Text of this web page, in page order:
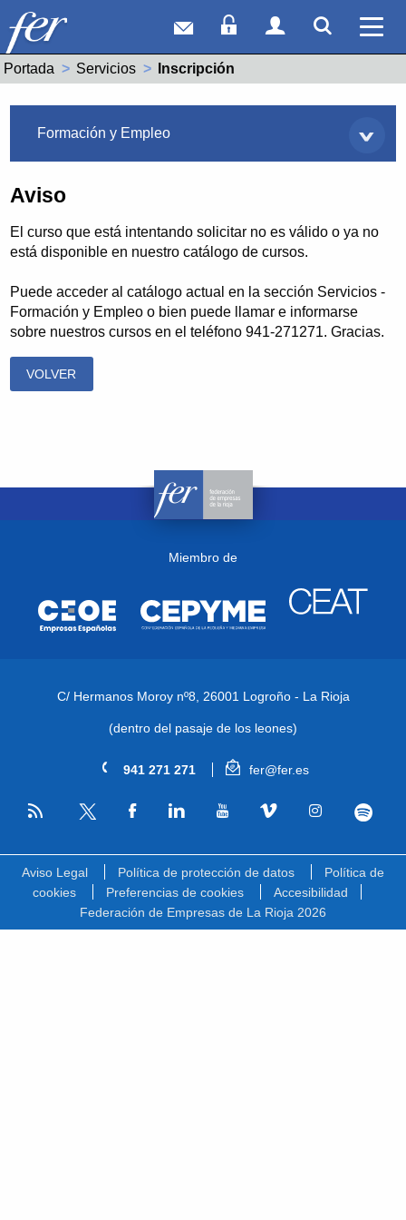
Correo webAcceso Socios
Acceso
Portada Servicios Actual:
Inscripción
Formación y Empleo
Aviso
El curso que está intentando solicitar no es válido o ya no
está disponible en nuestro catálogo de cursos.
Puede acceder al catálogo actual en la sección Servicios -
Formación y Empleo o bien puede llamar e informarse
sobre nuestros cursos en el teléfono 941-271271. Gracias.
VOLVER
Miembro de
C/ Hermanos Moroy nº8, 26001 Logroño - La Rioja
(dentro del pasaje de los leones)
941 271 271 fer@fer.es
RSS
Aviso Legal Política de protección de datos
Política de
cookies
Preferencias de cookies
Accesibilidad
Federación de Empresas de La Rioja 2026